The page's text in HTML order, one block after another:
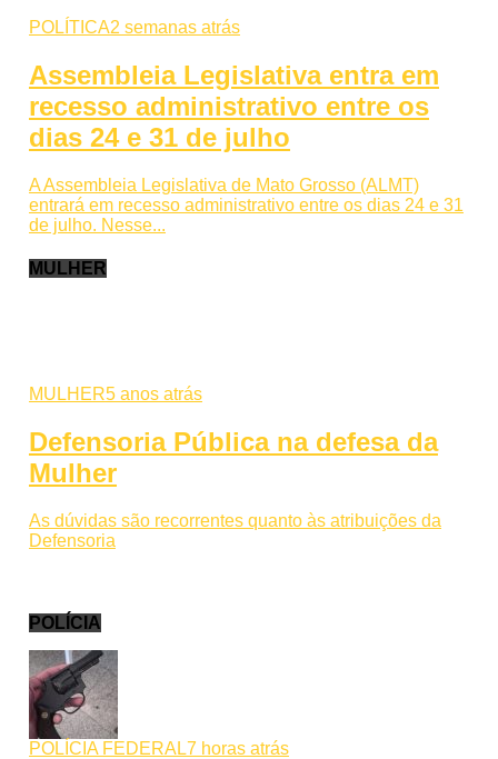
POLÍTICA2 semanas atrás
Assembleia Legislativa entra em
recesso administrativo entre os
dias 24 e 31 de julho
A Assembleia Legislativa de Mato Grosso (ALMT)
entrará em recesso administrativo entre os dias 24 e 31
de julho. Nesse...
MULHER
MULHER5 anos atrás
Defensoria Pública na defesa da
Mulher
As dúvidas são recorrentes quanto às atribuições da
Defensoria
POLÍCIA
POLÍCIA FEDERAL7 horas atrás